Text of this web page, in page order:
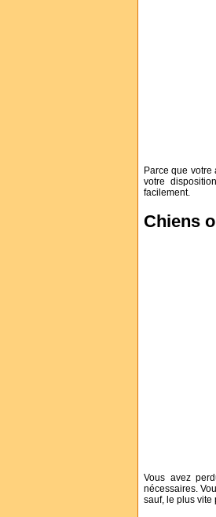
Parce que votre
votre
facilement.
Chiens
Vous avez
nécessaires.
sauf, le plus vite